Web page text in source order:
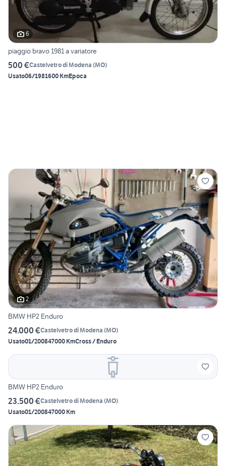
6
piaggio bravo 1981 a variatore
500 €Castelvetro di Modena (MO)
Usato06/1981600 KmEpoca
2
BMW HP2 Enduro
24.000 €Castelvetro di Modena (MO)
Usato01/200847000 KmCross / Enduro
BMW HP2 Enduro
23.500 €Castelvetro di Modena (MO)
Usato01/200847000 Km